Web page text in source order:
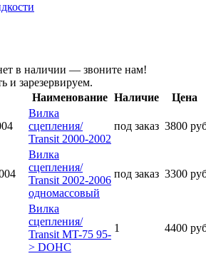
в наличии — звоните нам!
и зарезервируем.
Наименование Наличие Цена
Вилка
сцепления/
Transit 2000-2002
под заказ 3800
Вилка
сцепления/
Transit 2002-2006
одномассовый
под заказ 3300
Вилка
сцепления/
Transit MT-75 95-
> DOHC
1 4400